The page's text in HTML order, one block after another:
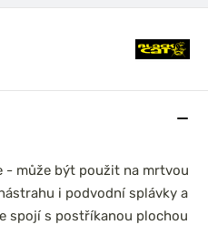
- může být použit na mrtvou
i podvodní splávky a
spojí s postříkanou plochou